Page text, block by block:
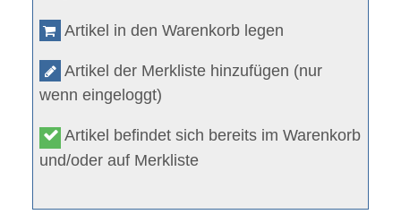
Artikel in den Warenkorb legen
Artikel der Merkliste hinzufügen (nur
wenn eingeloggt)
Artikel befindet sich bereits im Warenkorb
und/oder auf Merkliste